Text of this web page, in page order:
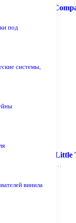
под
системы,
винила
Chord
Company Little
Комплект из…